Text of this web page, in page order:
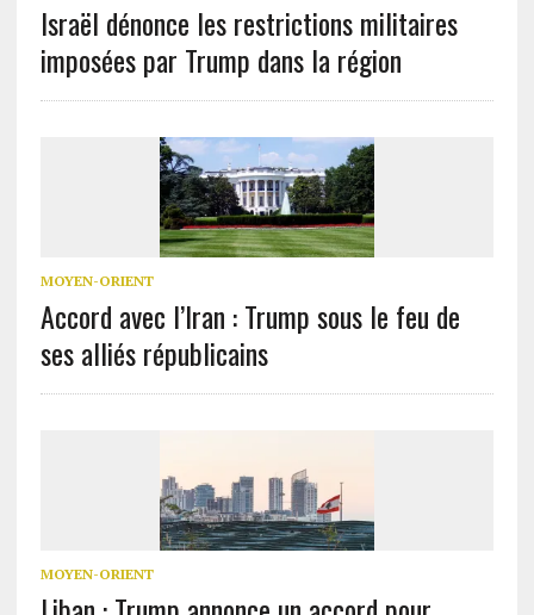
Israël dénonce les restrictions militaires
imposées par Trump dans la région
MOYEN-ORIENT
Accord avec l’Iran : Trump sous le feu de
ses alliés républicains
MOYEN-ORIENT